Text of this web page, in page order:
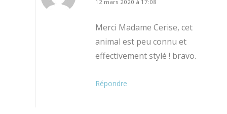
12 mars 2020 à 17:08
Merci Madame Cerise, cet
animal est peu connu et
effectivement stylé ! bravo.
Répondre